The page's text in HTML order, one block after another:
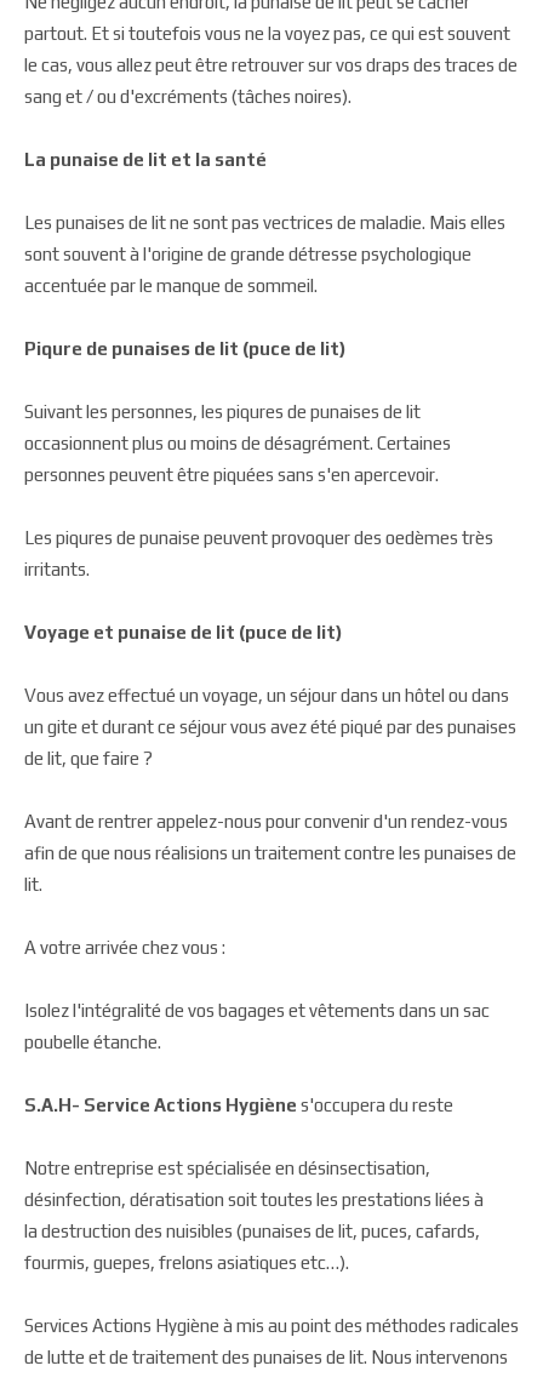
partout. Et si toutefois vous ne la voyez pas, ce qui est souvent
le cas, vous allez peut être retrouver sur vos draps des traces de
sang et / ou d'excréments (tâches noires).
La punaise de lit et la santé
Les punaises de lit ne sont pas vectrices de maladie. Mais elles
sont souvent à l'origine de grande détresse psychologique
accentuée par le manque de sommeil.
Piqure de punaises de lit (puce de lit)
Suivant les personnes, les piqures de punaises de lit
occasionnent plus ou moins de désagrément. Certaines
personnes peuvent être piquées sans s'en apercevoir.
Les piqures de punaise peuvent provoquer des oedèmes très
irritants.
Voyage et punaise de lit (puce de lit)
Vous avez effectué un voyage, un séjour dans un hôtel ou dans
un gite et durant ce séjour vous avez été piqué par des punaises
de lit, que faire ?
Avant de rentrer appelez-nous pour convenir d'un rendez-vous
afin de que nous réalisions un traitement contre les punaises de
lit.
A votre arrivée chez vous :
Isolez l'intégralité de vos bagages et vêtements dans un sac
poubelle étanche.
S.A.H- Service Actions Hygiène s'occupera du reste
Notre entreprise est spécialisée en désinsectisation,
désinfection, dératisation soit toutes les prestations liées à
la destruction des nuisibles (punaises de lit, puces, cafards,
fourmis, guepes, frelons asiatiques etc…).
Services Actions Hygiène à mis au point des méthodes radicales
de lutte et de traitement des punaises de lit. Nous intervenons